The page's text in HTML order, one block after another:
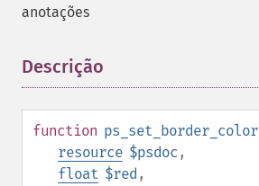
anotações
Descrição
function ps_set_border_color
resource $psdoc ,
float $red ,